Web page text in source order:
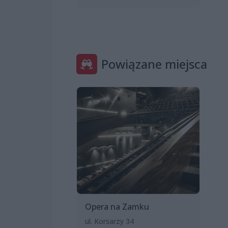
Powiązane miejsca
Opera na Zamku
ul. Korsarzy 34